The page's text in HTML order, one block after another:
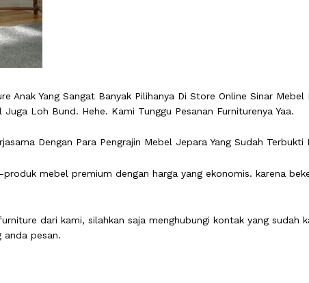
Anak Yang Sangat Banyak Pilihanya Di Store Online Sinar
Loh Bund. Hehe. Kami Tunggu Pesanan Furniturenya Yaa.
Dengan Para Pengrajin Mebel Jepara Yang Sudah
mebel premium dengan harga yang ekonomis. karena
dari kami, silahkan saja menghubungi kontak yang
anda pesan.